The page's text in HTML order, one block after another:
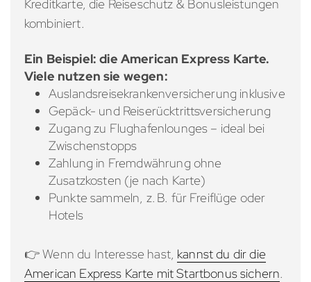
Kreditkarte, die Reiseschutz & Bonusleistungen
kombiniert.
Ein Beispiel: die American Express Karte.
Viele nutzen sie wegen:
Auslandsreisekrankenversicherung inklusive
Gepäck- und Reiserücktrittsversicherung
Zugang zu Flughafenlounges – ideal bei
Zwischenstopps
Zahlung in Fremdwährung ohne
Zusatzkosten (je nach Karte)
Punkte sammeln, z. B. für Freiflüge oder
Hotels
👉 Wenn du Interesse hast, kannst du dir die
American Express Karte mit Startbonus sichern.